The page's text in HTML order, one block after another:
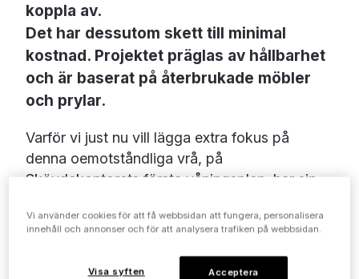
koppla av.
Det har dessutom skett till minimal
kostnad. Projektet präglas av hållbarhet
och är baserat på återbrukade möbler
och prylar.
Varför vi just nu vill lägga extra fokus på
denna oemotståndliga vrå, på
Skövdekontorets första våningsplan, har sin
början av vår särskilda hållbarhetsvecka (7-11
lösningar för hållbarhet vill Inexchange
Vi använder cookies för att få webbsidan att fungera, personalisera
innehåll och annonser och för att analysera trafiken på webbsidan.
Visa syften Acceptera